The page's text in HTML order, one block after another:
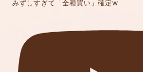
みずしすぎて「全種買い」確定w